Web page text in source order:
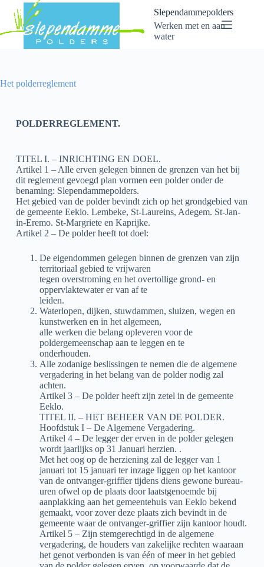
Slependammepolders
Werken met en aan
water
Het polderreglement
POLDERREGLEMENT.
TITEL I. – INRICHTING EN DOEL.
Artikel 1 – Alle erven gelegen binnen de grenzen van het bij
dit reglement gevoegd plan vormen een polder onder de
benaming: Slependammepolders.
Het gebied van de polder bevindt zich op het grondgebied van
de gemeente Eeklo. Lembeke, St-Laureins, Adegem. St-Jan-
in-Eremo. St-Margriete en Kaprijke.
Artikel 2 – De polder heeft tot doel:
De eigendommen gelegen binnen de grenzen van zijn
territoriaal gebied te vrijwaren
tegen overstroming en het overtollige grond- en
oppervlaktewater er van af te
leiden.
Waterlopen, dijken, stuwdammen, sluizen, wegen en
kunstwerken en in het algemeen,
alle werken die belang opleveren voor de
poldergemeenschap aan te leggen en te
onderhouden.
Alle zodanige beslissingen te nemen die de algemene
vergadering in het belang van de polder nodig zal
achten.
Artikel 3 – De polder heeft zijn zetel in de gemeente
Eeklo.
TITEL II. – HET BEHEER VAN DE POLDER.
Hoofdstuk I – De Algemene Vergadering.
Artikel 4 – De legger der erven in de polder gelegen
wordt jaarlijks op 31 Januari herzien. .
Met het oog op de herziening zal de legger van 1
januari tot 15 januari ter inzage liggen op het kantoor
van de ontvanger-griffier tijdens diens gewone bureau-
uren ofwel op de plaats door laatstgenoemde bij
aanplakking aan het gemeentehuis van Eeklo bekend
gemaakt, voor zover deze plaats zich bevindt in de
gemeente waar de ontvanger-griffier zijn kantoor houdt.
Artikel 5 – Zijn stemgerechtigd in de algemene
vergadering, de houders van zakelijke rechten waaraan
het genot verbonden is van één of meer in het gebied